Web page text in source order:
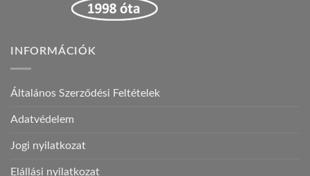
INFORMÁCIÓK
Általános Szerződési Feltételek
Adatvédelem
Jogi nyilatkozat
Elállási nyilatkozat